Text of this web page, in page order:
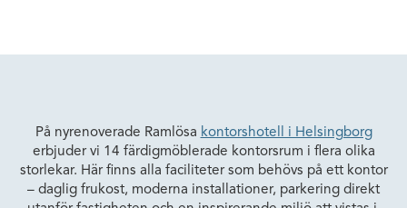
På nyrenoverade Ramlösa kontorshotell i Helsingborg
erbjuder vi 14 färdigmöblerade kontorsrum i flera olika
storlekar. Här finns alla faciliteter som behövs på ett kontor
– daglig frukost, moderna installationer, parkering direkt